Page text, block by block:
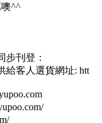
^^
步刊登：
給客人選貨網址: htt